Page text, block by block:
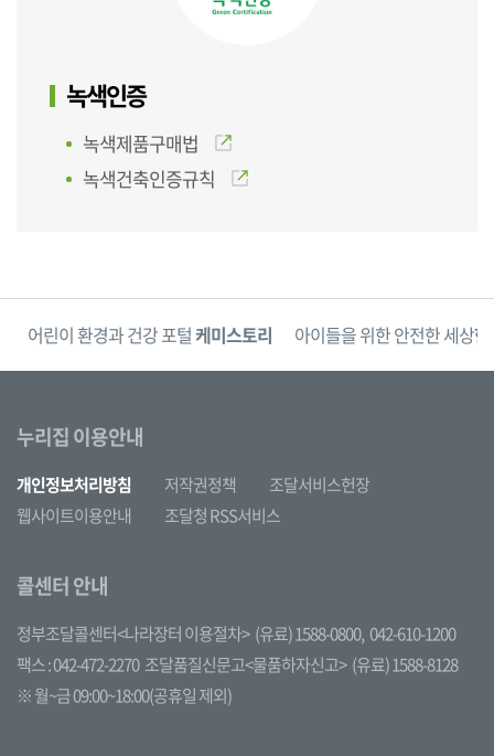
녹색인증
녹색제품구매법
녹색건축인증규칙
어린이 환경과 건강 포털케미스토리 아이들을 위한 안전한 세상
누리집 이용안내
개인정보처리방침 저작권정책
조달서비스헌장
웹사이트이용안내
조달청 RSS서비스
콜센터 안내
정부조달콜센터<나라장터 이용절차> (유료) 1588-0800, 042-610-1200
팩스 : 042-472-2270 조달품질신문고<물품하자신고> (유료) 1588-8128
※ 월~금 09:00~18:00(공휴일 제외)